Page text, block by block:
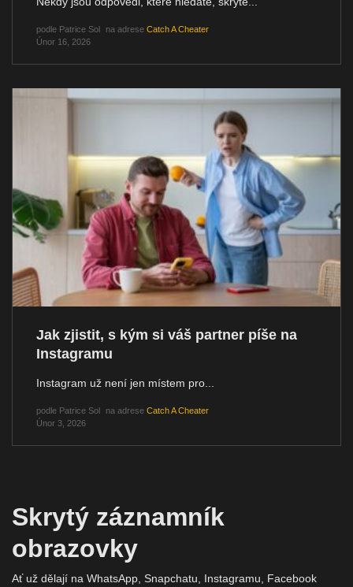
podle Patrice Sol na adrese Catch A Cheater
Únor 16, 2026
Jak zjistit, s kým si váš partner píše na
Instagramu
Instagram už není jen místem pro...
podle Patrice Sol na adrese Catch A Cheater
Únor 3, 2026
Skrytý záznamník
obrazovky
Ať už dělají na WhatsApp, Snapchatu, Instagramu, Facebook